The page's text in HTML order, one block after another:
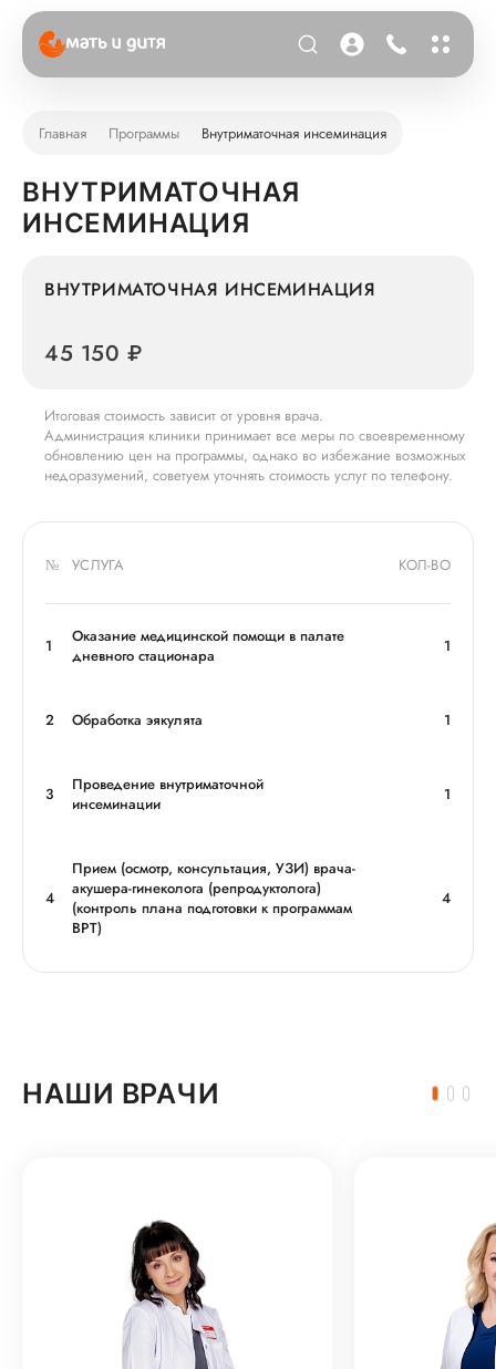
Главная Программы Внутриматочная инсеминация
ВНУТРИМАТОЧНАЯ
ИНСЕМИНАЦИЯ
№ УСЛУГА КОЛ-ВО
1
Оказание медицинской помощи в палате
дневного стационара
1
2 Обработка эякулята 1
3
Проведение внутриматочной
инсеминации
1
4
Прием (осмотр, консультация, УЗИ) врача-
акушера-гинеколога (репродуктолога)
(контроль плана подготовки к программам
ВРТ)
4
ВНУТРИМАТОЧНАЯ ИНСЕМИНАЦИЯ
45 150 ₽
Итоговая стоимость зависит от уровня врача.
Администрация клиники принимает все меры по своевременному
обновлению цен на программы, однако во избежание возможных
недоразумений, советуем уточнять стоимость услуг по телефону.
НАШИ ВРАЧИ